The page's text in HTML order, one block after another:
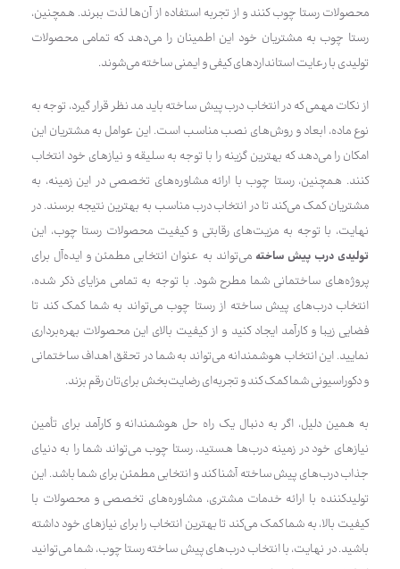
محصولات رستا چوب کنند و از تجربه استفاده از آن‌ها لذت ببرند. همچنین،
رستا چوب به مشتریان خود این اطمینان را می‌دهد که تمامی محصولات
تولیدی با رعایت استانداردهای کیفی و ایمنی ساخته می‌شوند.
از نکات مهمی که در انتخاب درب پیش ساخته باید مد نظر قرار گیرد، توجه به
نوع ماده، ابعاد و روش‌های نصب مناسب است. این عوامل به مشتریان این
امکان را می‌دهد که بهترین گزینه را با توجه به سلیقه و نیازهای خود انتخاب
کنند. همچنین، رستا چوب با ارائه مشاوره‌های تخصصی در این زمینه، به
مشتریان کمک می‌کند تا در انتخاب درب مناسب به بهترین نتیجه برسند. در
نهایت، با توجه به مزیت‌های رقابتی و کیفیت محصولات رستا چوب، این
تولیدی درب پیش ساخته می‌تواند به عنوان انتخابی مطمئن و ایده‌آل برای
پروژه‌های ساختمانی شما مطرح شود. با توجه به تمامی مزایای ذکر شده،
انتخاب درب‌های پیش ساخته از رستا چوب می‌تواند به شما کمک کند تا
فضایی زیبا و کارآمد ایجاد کنید و از کیفیت بالای این محصولات بهره‌برداری
نمایید. این انتخاب هوشمندانه می‌تواند به شما در تحقق اهداف ساختمانی
و دکوراسیونی شما کمک کند و تجربه‌ای رضایت‌بخش برای‌تان رقم بزند.
به همین دلیل، اگر به دنبال یک راه حل هوشمندانه و کارآمد برای تأمین
نیازهای خود در زمینه درب‌ها هستید، رستا چوب می‌تواند شما را به دنیای
جذاب درب‌های پیش ساخته آشنا کند و انتخابی مطمئن برای شما باشد. این
تولیدکننده با ارائه خدمات مشتری، مشاوره‌های تخصصی و محصولات با
کیفیت بالا، به شما کمک می‌کند تا بهترین انتخاب را برای نیازهای خود داشته
باشید. در نهایت، با انتخاب درب‌های پیش ساخته رستا چوب، شما می‌توانید